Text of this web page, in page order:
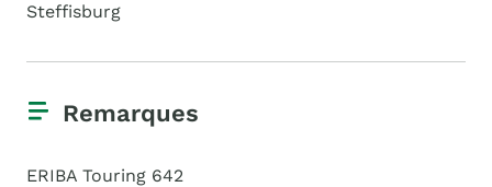
Steffisburg
Remarques
ERIBA Touring 642